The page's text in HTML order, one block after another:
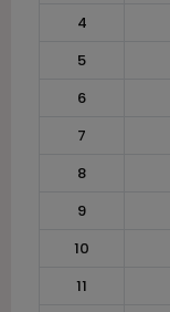
4
5
6
7
8
9
10
11